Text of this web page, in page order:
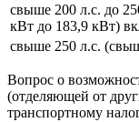
свыше 200 л.с. до
кВт до 183,9 кВт)
свыше 250 л.с.
Вопрос о
(отделяющей от
транспортному